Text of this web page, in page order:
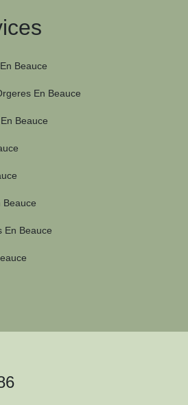
Beauce
En Beauce
Beauce
Beauce
En Beauce